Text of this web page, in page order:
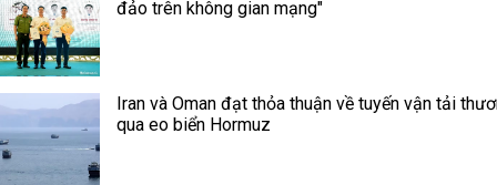
đảo trên không gian mạng"
Iran và Oman đạt thỏa thuận về tuyến vận tải
qua eo biển Hormuz